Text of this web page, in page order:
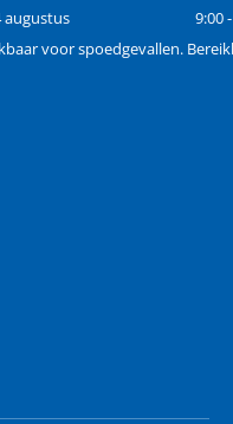
augustus
9:00
voor spoedgevallen.